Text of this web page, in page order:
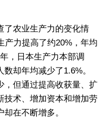
了农业生产力的变化情
产力提高了约20%，年均
，日本生产力本部调
却年均减少了1.6%。
，但通过提高收获量、扩
技术、增加资本和增加劳
在不断增多。